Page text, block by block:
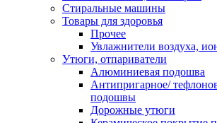
Стиральные машины
Товары для здоровья
Прочее
Увлажнители воздуха,
Утюги, отпариватели
Алюминиевая подошва
Антипригарное/
подошвы
Дорожные утюги